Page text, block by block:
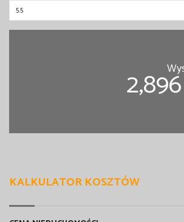
KALKULATOR KOSZTÓW